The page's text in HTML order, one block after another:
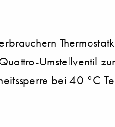
Umstellventil
bei 40 °C